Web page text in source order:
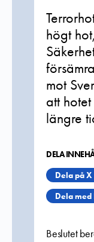
högt
mot
att
längre
DELA
Dela på X
Dela med
Beslutet